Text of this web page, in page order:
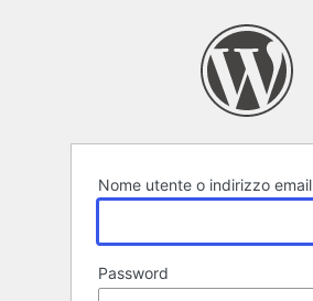
Nome utente o indirizzo email
Password